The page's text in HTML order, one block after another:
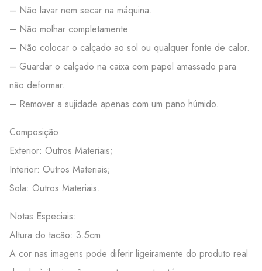
– Não lavar nem secar na máquina.
– Não molhar completamente.
– Não colocar o calçado ao sol ou qualquer fonte de calor.
– Guardar o calçado na caixa com papel amassado para
não deformar.
– Remover a sujidade apenas com um pano húmido.
Composição:
Exterior: Outros Materiais;
Interior: Outros Materiais;
Sola: Outros Materiais.
Notas Especiais:
Altura do tacão: 3.5cm
A cor nas imagens pode diferir ligeiramente do produto real